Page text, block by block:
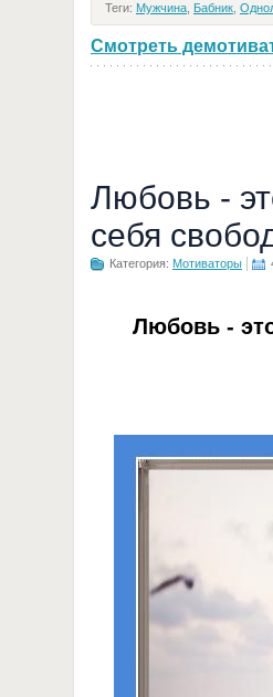
Теги: Мужчина Бабник
Смотреть
Любовь -
себя
Категория: Мотиваторы
Любовь -